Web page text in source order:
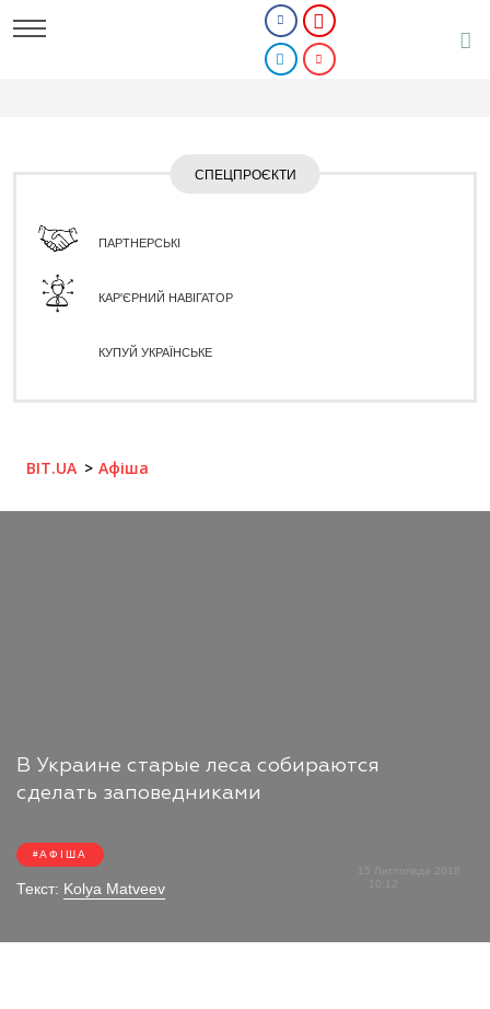
СПЕЦПРОЄКТИ
ПАРТНЕРСЬКІ
КАР'ЄРНИЙ НАВІГАТОР
КУПУЙ УКРАЇНСЬКЕ
BIT.UA Афіша
В Украине старые леса собираются
сделать заповедниками
АФІША
Текст: Kolya Matveev
15 Листопада 2018